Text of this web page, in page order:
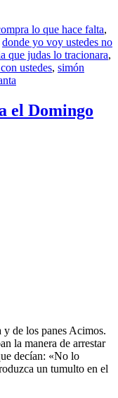
lo que hace falta,
donde yo voy ustedes no
que judas lo tracionara,
ustedes, simón
el Domingo
y de los panes Acimos.
la manera de arrestar
decían: «No lo
un tumulto en el